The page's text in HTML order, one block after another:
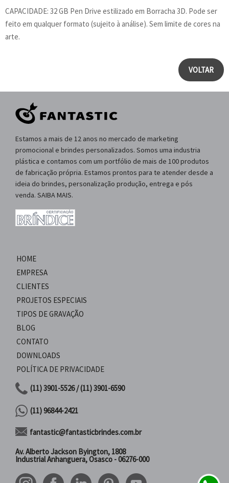
CAPACIDADE: 32 GB Pen Drive estilizado em Borracha 3D. Pode ser
feito em qualquer formato (sujeito à análise). Sem limite de cores na
arte.
VOLTAR
Estamos a mais de 12 anos no mercado de marketing
promocional e brindes personalizados. Somos uma industria
plástica e contamos com um portfólio de mais de 100 produtos
de fabricação própria. Estamos prontos para te atender desde a
ideia do brindes, personalização produção, entrega e pós
venda. SAIBA MAIS.
HOME
EMPRESA
CLIENTES
PROJETOS ESPECIAIS
TIPOS DE GRAVAÇÃO
BLOG
CONTATO
DOWNLOADS
POLÍTICA DE PRIVACIDADE
(11) 3901-5526 / (11) 3901-6590
(11) 96844-2421
fantastic@fantasticbrindes.com.br
Av. Alberto Jackson Byington, 1808
Industrial Anhanguera, Osasco - 06276-000